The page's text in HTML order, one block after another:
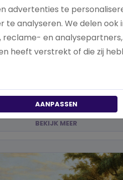
je een goed doel dat écht bij
BEKIJK MEER
advertenties te
te analyseren. We delen
en
heeft verstrekt of die zij
AANPASSEN